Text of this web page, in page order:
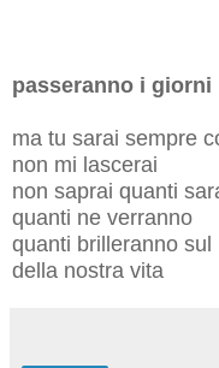
passeranno i giorni
ma tu sarai sempre
non mi lascerai
non saprai quanti
quanti ne verranno
quanti brilleranno
della nostra vita